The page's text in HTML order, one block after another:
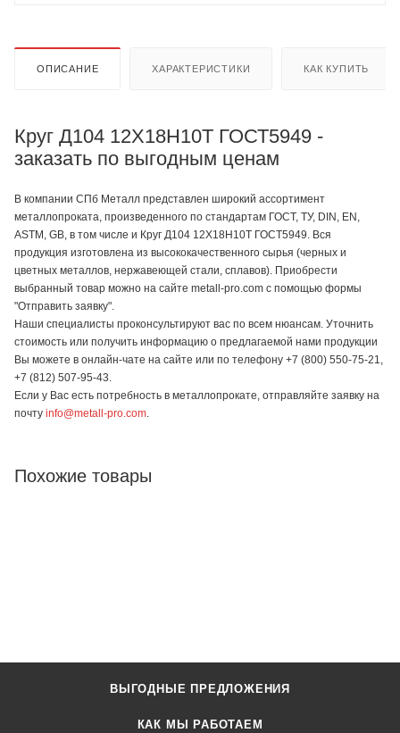
ОПИСАНИЕ ХАРАКТЕРИСТИКИ КАК КУПИТЬ
Круг Д104 12Х18Н10Т ГОСТ5949 -
заказать по выгодным ценам
В компании СПб Металл представлен широкий ассортимент
металлопроката, произведенного по стандартам ГОСТ, ТУ, DIN, EN,
ASTM, GB, в том числе и Круг Д104 12Х18Н10Т ГОСТ5949. Вся
продукция изготовлена из высококачественного сырья (черных и
цветных металлов, нержавеющей стали, сплавов). Приобрести
выбранный товар можно на сайте metall-pro.com с помощью формы
"Отправить заявку".
Наши специалисты проконсультируют вас по всем нюансам. Уточнить
стоимость или получить информацию о предлагаемой нами продукции
Вы можете в онлайн-чате на сайте или по телефону +7 (800) 550-75-21,
+7 (812) 507-95-43.
Если у Вас есть потребность в металлопрокате, отправляйте заявку на
почту info@metall-pro.com
Похожие товары
ВЫГОДНЫЕ ПРЕДЛОЖЕНИЯ
КАК МЫ РАБОТАЕМ